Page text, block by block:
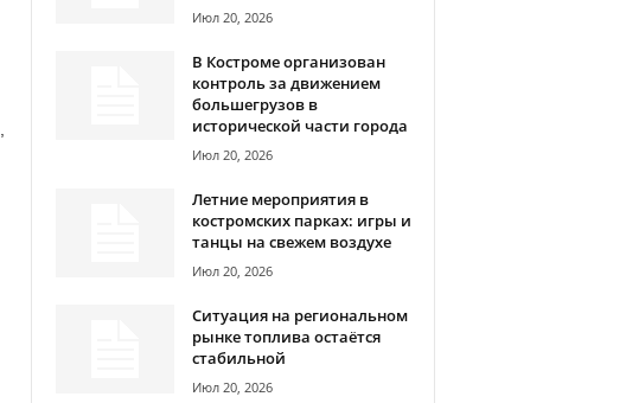
Июл 20, 2026
В Костроме организован
контроль за движением
большегрузов в
исторической части города
Июл 20, 2026
Летние мероприятия в
костромских парках: игры и
танцы на свежем воздухе
Июл 20, 2026
Ситуация на региональном
рынке топлива остаётся
стабильной
Июл 20, 2026